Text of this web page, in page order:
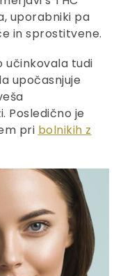
uporabniki pa
in sprostitvene.
učinkovala tudi
upočasnjuje
Posledično je
pri bolnikih z